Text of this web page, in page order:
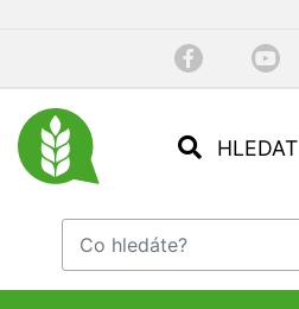
HLEDAT